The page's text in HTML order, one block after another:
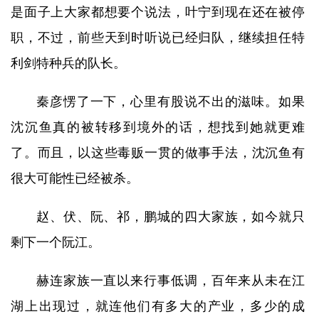
是面子上大家都想要个说法，叶宁到现在还在被停
职，不过，前些天到时听说已经归队，继续担任特
利剑特种兵的队长。
秦彦愣了一下，心里有股说不出的滋味。如果
沈沉鱼真的被转移到境外的话，想找到她就更难
了。而且，以这些毒贩一贯的做事手法，沈沉鱼有
很大可能性已经被杀。
赵、伏、阮、祁，鹏城的四大家族，如今就只
剩下一个阮江。
赫连家族一直以来行事低调，百年来从未在江
湖上出现过，就连他们有多大的产业，多少的成